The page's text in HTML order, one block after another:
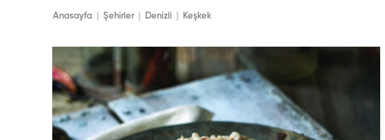
Anasayfa Şehirler Denizli Keşkek